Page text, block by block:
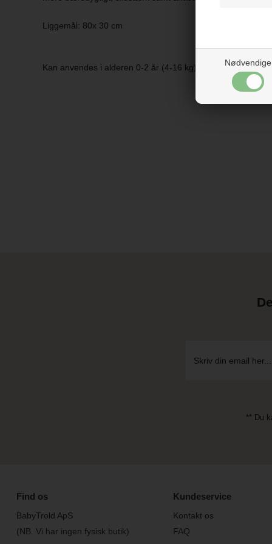
Nødvendige
Liggemål: 80x 30 cm
Kan anvendes i alderen 0-2 år (4-16 kg).
** Du
Find os
BabyTrold ApS
(NB. Vi har ingen fysisk butik)
Kundeservice
Kontakt os
FAQ